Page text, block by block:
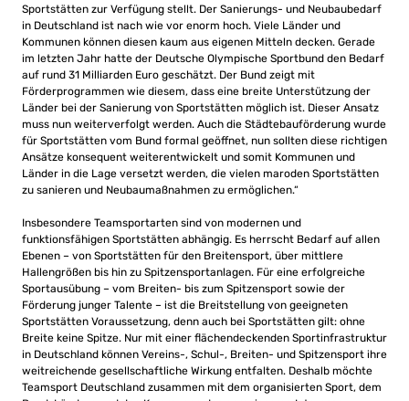
Sportstätten zur Verfügung stellt. Der Sanierungs- und Neubaubedarf
in Deutschland ist nach wie vor enorm hoch. Viele Länder und
Kommunen können diesen kaum aus eigenen Mitteln decken. Gerade
im letzten Jahr hatte der Deutsche Olympische Sportbund den Bedarf
auf rund 31 Milliarden Euro geschätzt. Der Bund zeigt mit
Förderprogrammen wie diesem, dass eine breite Unterstützung der
Länder bei der Sanierung von Sportstätten möglich ist. Dieser Ansatz
muss nun weiterverfolgt werden. Auch die Städtebauförderung wurde
für Sportstätten vom Bund formal geöffnet, nun sollten diese richtigen
Ansätze konsequent weiterentwickelt und somit Kommunen und
Länder in die Lage versetzt werden, die vielen maroden Sportstätten
zu sanieren und Neubaumaßnahmen zu ermöglichen.“
Insbesondere Teamsportarten sind von modernen und
funktionsfähigen Sportstätten abhängig. Es herrscht Bedarf auf allen
Ebenen – von Sportstätten für den Breitensport, über mittlere
Hallengrößen bis hin zu Spitzensportanlagen. Für eine erfolgreiche
Sportausübung – vom Breiten- bis zum Spitzensport sowie der
Förderung junger Talente – ist die Breitstellung von geeigneten
Sportstätten Voraussetzung, denn auch bei Sportstätten gilt: ohne
Breite keine Spitze. Nur mit einer flächendeckenden Sportinfrastruktur
in Deutschland können Vereins-, Schul-, Breiten- und Spitzensport ihre
weitreichende gesellschaftliche Wirkung entfalten. Deshalb möchte
Teamsport Deutschland zusammen mit dem organisierten Sport, dem